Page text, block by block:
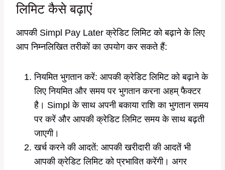
लिमिट कैसे बढ़ाएं
आपकी Simpl Pay Later क्रेडिट लिमिट को बढ़ाने के लिए
आप निम्नलिखित तरीकों का उपयोग कर सकते हैं:
नियमित भुगतान करें: आपकी क्रेडिट लिमिट को बढ़ाने के
लिए नियमित और समय पर भुगतान करना अहम् फैक्टर
है। Simpl के साथ अपनी बकाया राशि का भुगतान समय
पर करें और आपकी क्रेडिट लिमिट समय के साथ बढ़ती
जाएगी।
खर्च करने की आदतें: आपकी खरीदारी की आदतें भी
आपकी क्रेडिट लिमिट को प्रभावित करेंगी। अगर